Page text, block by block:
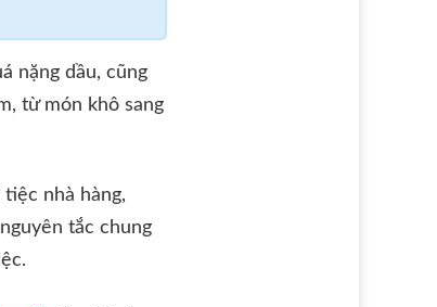
nặng dầu, cũng
từ món khô sang
nhà hàng,
tắc chung